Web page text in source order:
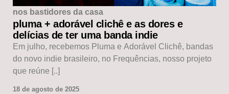
nos bastidores da casa
pluma + adorável clichê e as dores e
delícias de ter uma banda indie
Em julho, recebemos Pluma e Adorável Clichê, bandas
do novo indie brasileiro, no Frequências, nosso projeto
que reúne [..]
18 de agosto de 2025